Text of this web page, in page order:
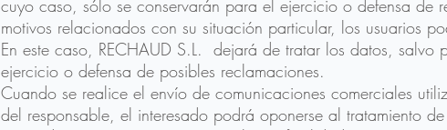
cuyo caso, sólo se conservarán para el ejercicio o defensa de
motivos relacionados con su situación particular, los usuarios
En este caso, RECHAUD S.L. dejará de tratar los datos, salvo
ejercicio o defensa de posibles reclamaciones.
Cuando se realice el envío de comunicaciones comerciales
del responsable, el interesado podrá oponerse al tratamiento